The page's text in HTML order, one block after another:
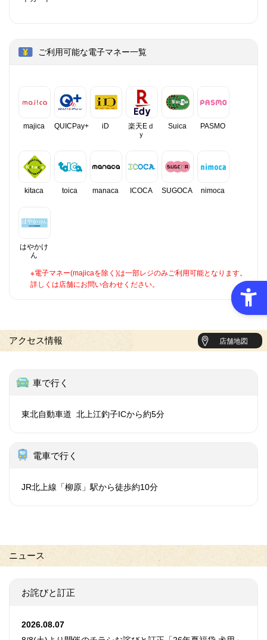
ご利用可能な電子マネー一覧
majica QUICPay+ iD
楽天Eｄ
ｙ
Suica PASMO
kitaca toica manaca ICOCA SUGOCA nimoca
はやかけ
ん
※電子マネー(majicaを除く)は一部レジのみご利用可能となります。
詳しくは店舗にお問い合わせください。
アクセス情報 店舗地図
車で行く
東北自動車道 北上江釣子ICから約5分
電車で行く
JR北上線「柳原」駅から徒歩約10分
ニュース
お詫びと訂正
2026.08.07